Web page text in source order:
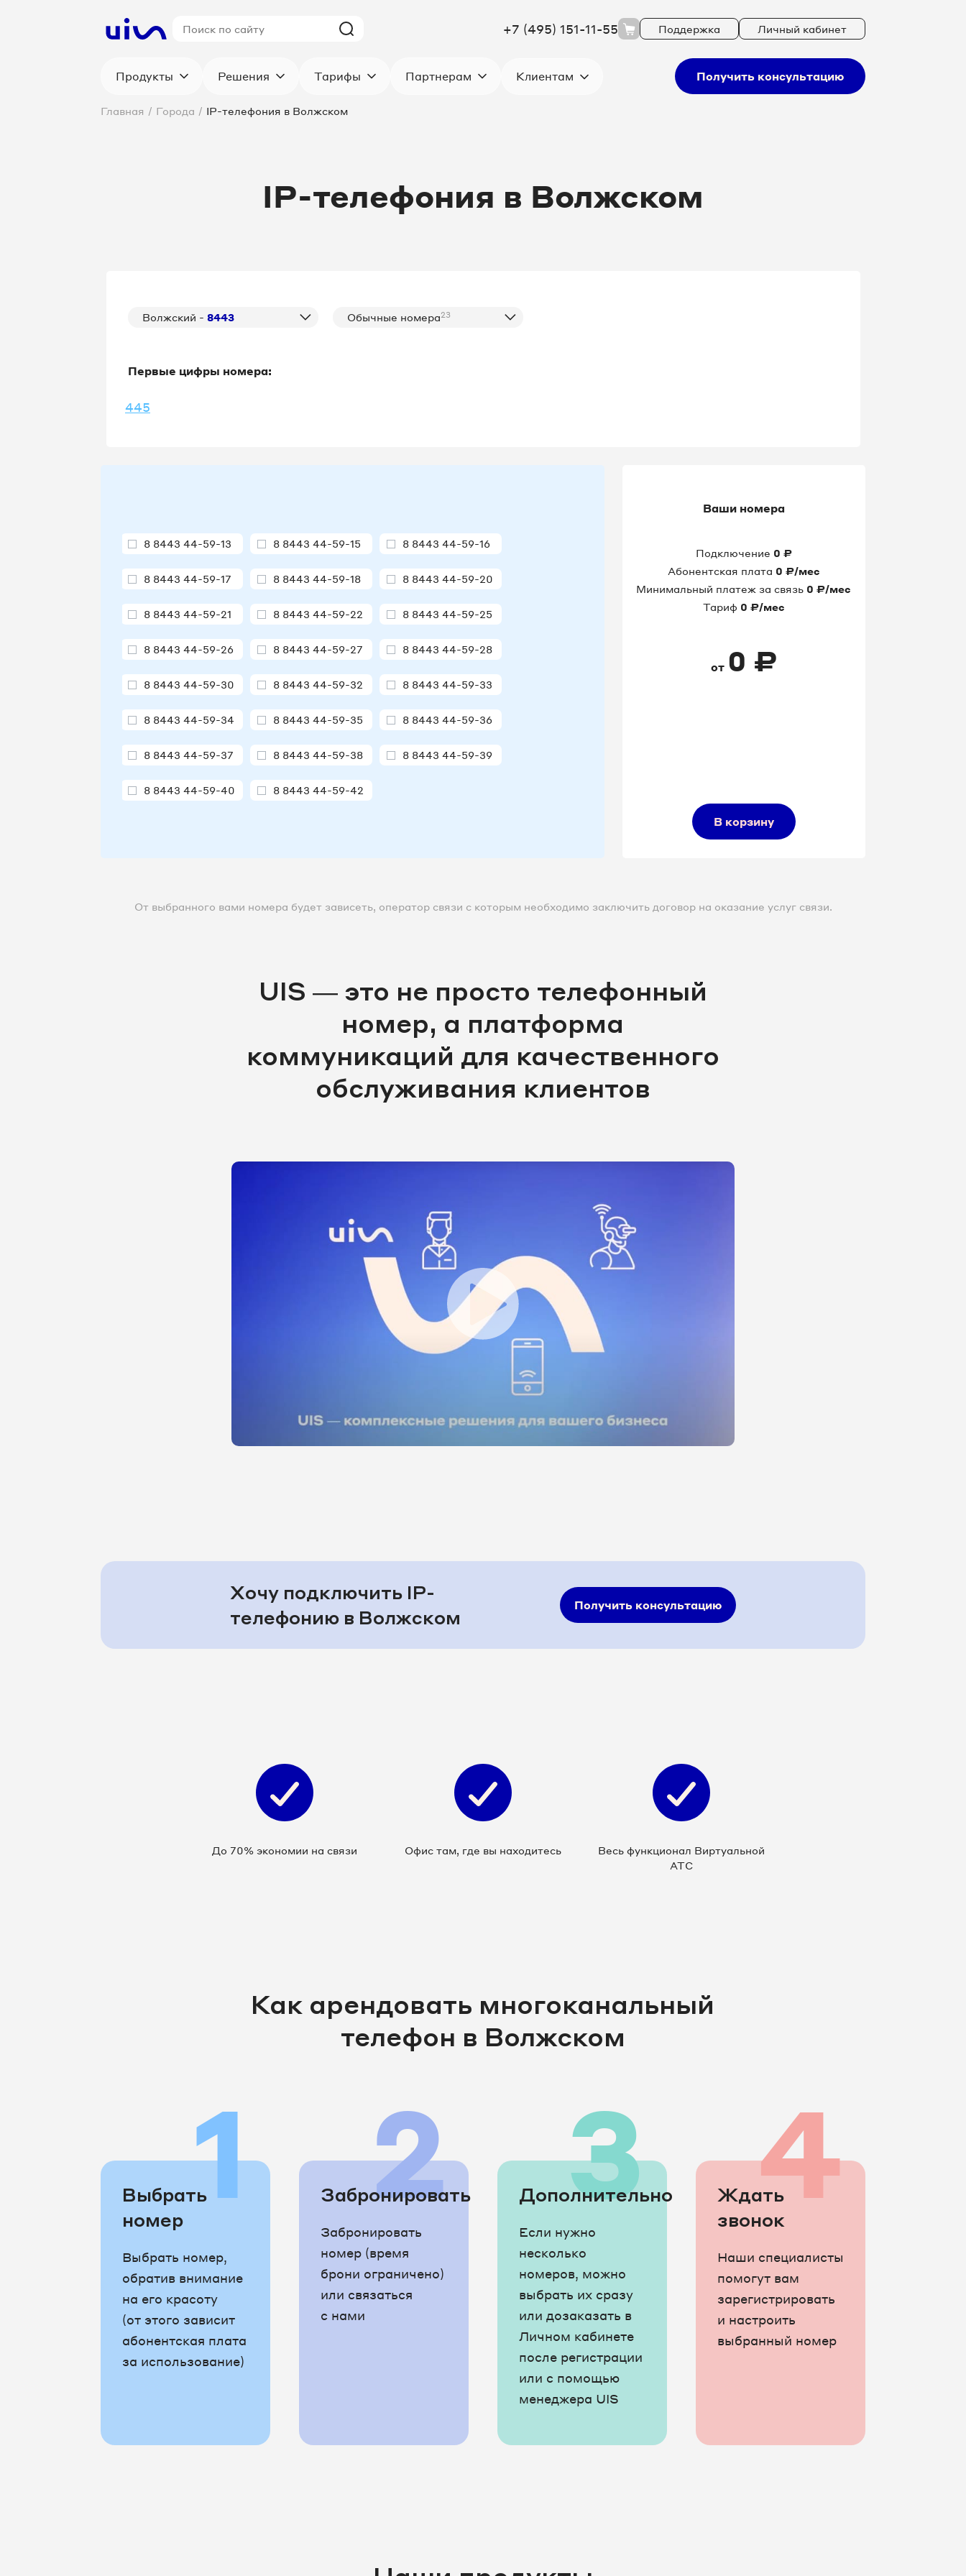
+7 (495) 151-11-55 Поддержка Личный кабинет
Продукты Решения Тарифы Партнерам Клиентам Получить консультацию
Главная / Города / IP-телефония в Волжском
IP-телефония в Волжском
Волжский - 8443 Обычные номера23
Первые цифры номера:
445
8 8443 44-59-13 8 8443 44-59-15 8 8443 44-59-16
8 8443 44-59-17 8 8443 44-59-18 8 8443 44-59-20
8 8443 44-59-21 8 8443 44-59-22 8 8443 44-59-25
8 8443 44-59-26 8 8443 44-59-27 8 8443 44-59-28
8 8443 44-59-30 8 8443 44-59-32 8 8443 44-59-33
8 8443 44-59-34 8 8443 44-59-35 8 8443 44-59-36
8 8443 44-59-37 8 8443 44-59-38 8 8443 44-59-39
8 8443 44-59-40 8 8443 44-59-42
Ваши номера
Подключение 0 ₽
Абонентская плата 0 ₽/мес
Минимальный платеж за связь 0 ₽/мес
Тариф 0 ₽/мес
от 0 ₽
В корзину
От выбранного вами номера будет зависеть, оператор связи с которым необходимо заключить договор на оказание услуг связи.
UIS — это не просто телефонный
номер, а платформа
коммуникаций для качественного
обслуживания клиентов
Хочу подключить IP-
телефонию в Волжском
Получить консультацию
До 70% экономии на связи Офис там, где вы находитесь
Весь функционал Виртуальной
АТС
Как арендовать многоканальный
телефон в Волжском
1
Выбрать
номер
Выбрать номер,
обратив внимание
на его красоту
(от этого зависит
абонентская плата
за использование)
2
Забронировать
Забронировать
номер (время
брони ограничено)
или связаться
с нами
3
Дополнительно
Если нужно
несколько
номеров, можно
выбрать их сразу
или дозаказать в
Личном кабинете
после регистрации
или с помощью
менеджера UIS
4
Ждать
звонок
Наши специалисты
помогут вам
зарегистрировать
и настроить
выбранный номер